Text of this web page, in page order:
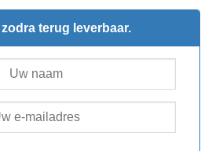
zodra terug leverbaar.